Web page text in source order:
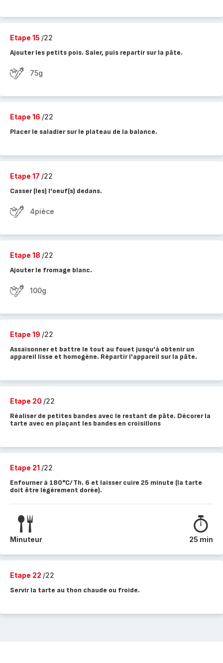
Etape 15 /22
Ajouter les petits pois. Saler, puis repartir sur la pâte.
75g
Etape 16 /22
Placer le saladier sur le plateau de la balance.
Etape 17 /22
Casser (les) l'oeuf(s) dedans.
4pièce
Etape 18 /22
Ajouter le fromage blanc.
100g
Etape 19 /22
Assaisonner et battre le tout au fouet jusqu'à obtenir un
appareil lisse et homogène. Répartir l'appareil sur la pâte.
Etape 20 /22
Réaliser de petites bandes avec le restant de pâte. Décorer la
tarte avec en plaçant les bandes en croisillons
Etape 21 /22
Enfourner à 180°C/Th. 6 et laisser cuire 25 minute (la tarte
doit être légèrement dorée).
Minuteur 25 min
Etape 22 /22
Servir la tarte au thon chaude ou froide.